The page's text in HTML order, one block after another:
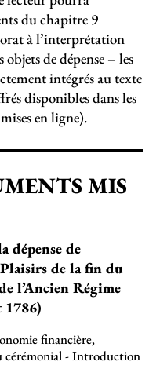
du chapitre 9
à l’interprétation
de dépense – les
intégrés au texte
disponibles dans les
en ligne).
MIS
dépense de
de la fin du
l’Ancien Régime
1786)
financière,
cérémonial - Introduction